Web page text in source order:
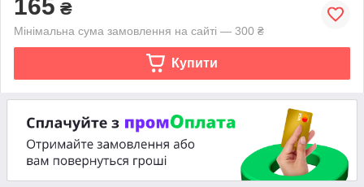
165 ₴
Мінімальна сума замовлення на сайті — 300 ₴
Купити